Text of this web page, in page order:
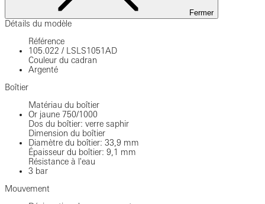
Fermer
Détails du modèle
Référence
105.022 /
LSLS1051AD
Couleur du cadran
Argenté
Boîtier
Matériau du boîtier
Or jaune 750/1000
Dos du boîtier: verre saphir
Dimension du boîtier
Diamètre du boîtier: 33,9 mm
Épaisseur du boîtier: 9,1 mm
Résistance à l'eau
3 bar
Mouvement